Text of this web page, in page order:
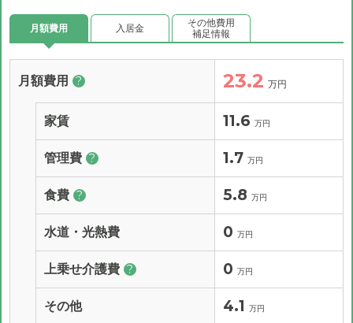
月額費用 入居金
その他費用
補足情報
月額費用 ? 23.2 万円
家賃 11.6 万円
管理費 ? 1.7 万円
食費 ? 5.8 万円
水道・光熱費 0 万円
上乗せ介護費 ? 0 万円
その他 4.1 万円